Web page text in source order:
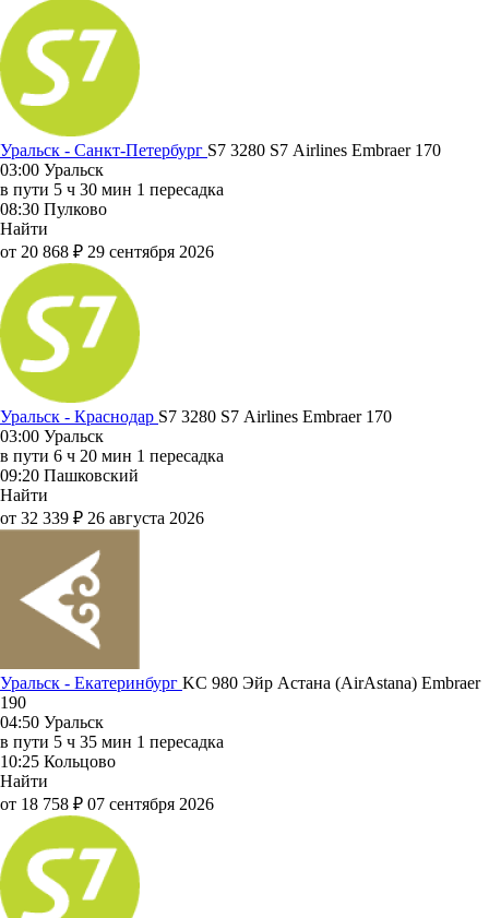
Уральск - Санкт-Петербург S7 3280 S7 Airlines Embraer 170
03:00 Уральск
в пути 5 ч 30 мин 1 пересадка
08:30 Пулково
Найти
от 20 868 ₽ 29 сентября 2026
Уральск - Краснодар S7 3280 S7 Airlines Embraer 170
03:00 Уральск
в пути 6 ч 20 мин 1 пересадка
09:20 Пашковский
Найти
от 32 339 ₽ 26 августа 2026
Уральск - Екатеринбург KC 980 Эйр Астана (AirAstana) Embraer
190
04:50 Уральск
в пути 5 ч 35 мин 1 пересадка
10:25 Кольцово
Найти
от 18 758 ₽ 07 сентября 2026